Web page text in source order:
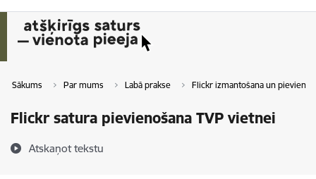
Sākums Par mums Labā prakse Flickr izmantošana un
Flickr satura pievienošana TVP vietnei
Atskaņot tekstu